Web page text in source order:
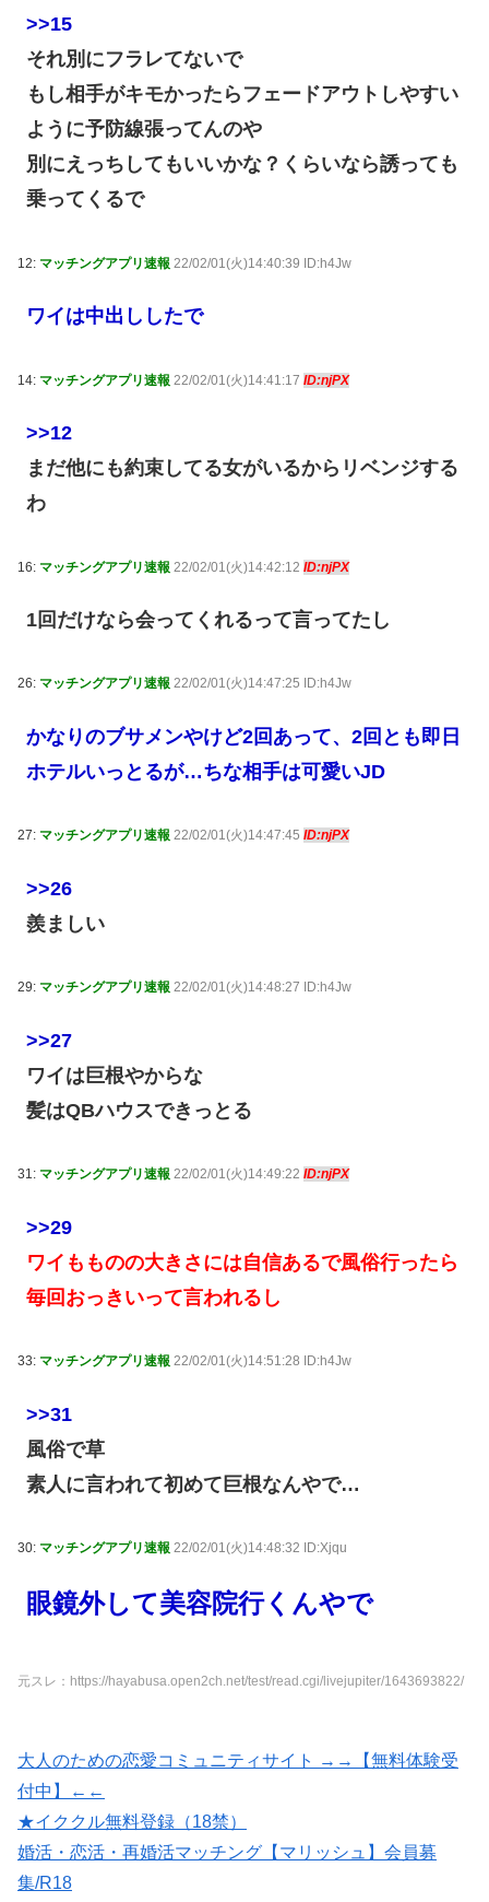
>>15
それ別にフラレてないで
もし相手がキモかったらフェードアウトしやすい
ように予防線張ってんのや
別にえっちしてもいいかな？くらいなら誘っても
乗ってくるで
12: マッチングアプリ速報 22/02/01(火)14:40:39 ID:h4Jw
ワイは中出ししたで
14: マッチングアプリ速報 22/02/01(火)14:41:17 ID:njPX
>>12
まだ他にも約束してる女がいるからリベンジする
わ
16: マッチングアプリ速報 22/02/01(火)14:42:12 ID:njPX
1回だけなら会ってくれるって言ってたし
26: マッチングアプリ速報 22/02/01(火)14:47:25 ID:h4Jw
かなりのブサメンやけど2回あって、2回とも即日
ホテルいっとるが…ちな相手は可愛いJD
27: マッチングアプリ速報 22/02/01(火)14:47:45 ID:njPX
>>26
羨ましい
29: マッチングアプリ速報 22/02/01(火)14:48:27 ID:h4Jw
>>27
ワイは巨根やからな
髪はQBハウスできっとる
31: マッチングアプリ速報 22/02/01(火)14:49:22 ID:njPX
>>29
ワイもものの大きさには自信あるで風俗行ったら
毎回おっきいって言われるし
33: マッチングアプリ速報 22/02/01(火)14:51:28 ID:h4Jw
>>31
風俗で草
素人に言われて初めて巨根なんやで…
30: マッチングアプリ速報 22/02/01(火)14:48:32 ID:Xjqu
眼鏡外して美容院行くんやで
元スレ：https://hayabusa.open2ch.net/test/read.cgi/livejupiter/1643693822/
大人のための恋愛コミュニティサイト →→【無料体験受
付中】←←
★イククル無料登録（18禁）
婚活・恋活・再婚活マッチング【マリッシュ】会員募
集/R18